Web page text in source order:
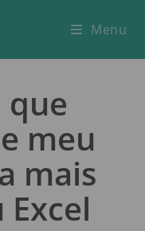
Menu
que
meu
mais